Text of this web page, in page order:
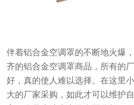
伴着铝合金空调罩的不断地火爆
齐的铝合金空调罩商品，所有的
好，真的使人难以选择。在这里
大的厂家采购，如此才可以维护